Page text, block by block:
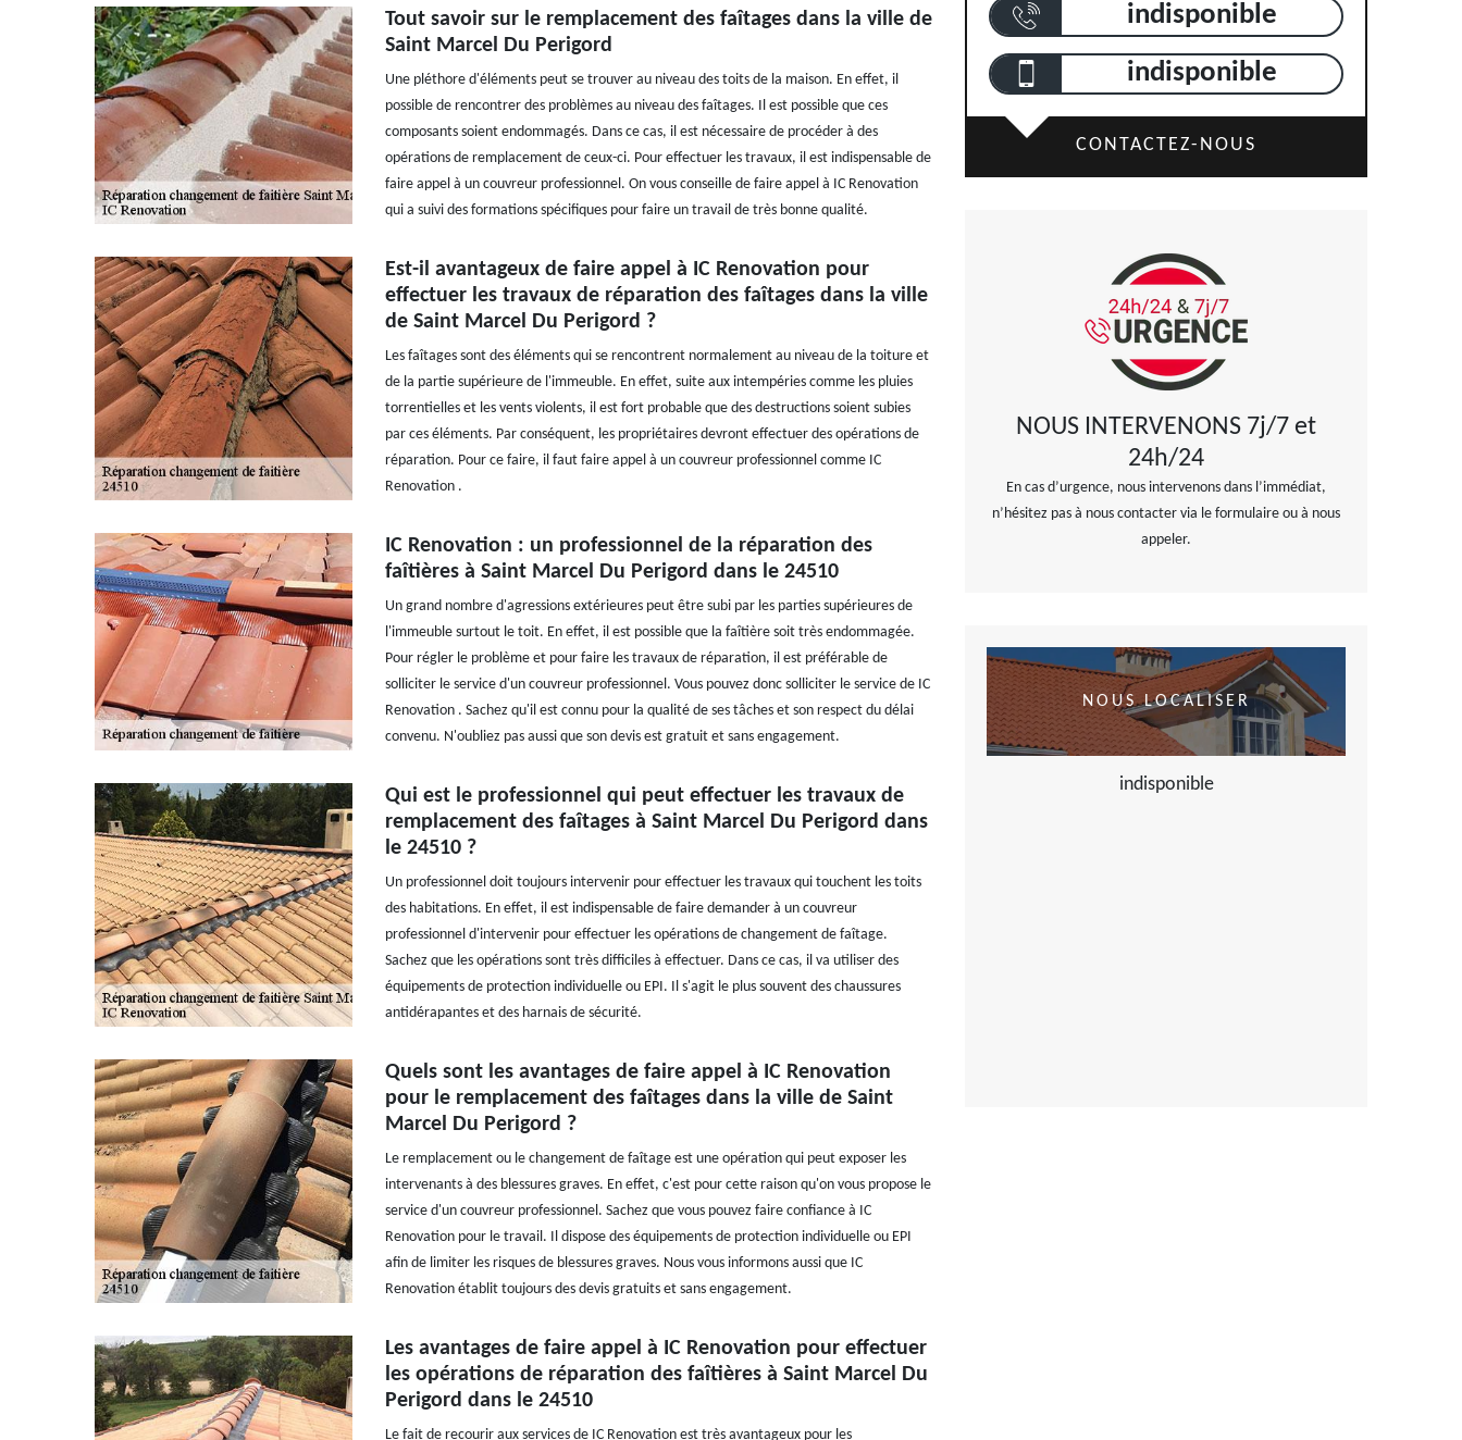
Tout savoir sur le remplacement des faîtages dans la ville de
Saint Marcel Du Perigord
Une pléthore d'éléments peut se trouver au niveau des toits de la maison. En effet, il
possible de rencontrer des problèmes au niveau des faîtages. Il est possible que ces
composants soient endommagés. Dans ce cas, il est nécessaire de procéder à des
opérations de remplacement de ceux-ci. Pour effectuer les travaux, il est indispensable de
faire appel à un couvreur professionnel. On vous conseille de faire appel à IC Renovation
qui a suivi des formations spécifiques pour faire un travail de très bonne qualité.
Est-il avantageux de faire appel à IC Renovation pour
effectuer les travaux de réparation des faîtages dans la ville
de Saint Marcel Du Perigord ?
Les faîtages sont des éléments qui se rencontrent normalement au niveau de la toiture et
de la partie supérieure de l'immeuble. En effet, suite aux intempéries comme les pluies
torrentielles et les vents violents, il est fort probable que des destructions soient subies
par ces éléments. Par conséquent, les propriétaires devront effectuer des opérations de
réparation. Pour ce faire, il faut faire appel à un couvreur professionnel comme IC
Renovation .
IC Renovation : un professionnel de la réparation des
faîtières à Saint Marcel Du Perigord dans le 24510
Un grand nombre d'agressions extérieures peut être subi par les parties supérieures de
l'immeuble surtout le toit. En effet, il est possible que la faîtière soit très endommagée.
Pour régler le problème et pour faire les travaux de réparation, il est préférable de
solliciter le service d'un couvreur professionnel. Vous pouvez donc solliciter le service de IC
Renovation . Sachez qu'il est connu pour la qualité de ses tâches et son respect du délai
convenu. N'oubliez pas aussi que son devis est gratuit et sans engagement.
Qui est le professionnel qui peut effectuer les travaux de
remplacement des faîtages à Saint Marcel Du Perigord dans
le 24510 ?
Un professionnel doit toujours intervenir pour effectuer les travaux qui touchent les toits
des habitations. En effet, il est indispensable de faire demander à un couvreur
professionnel d'intervenir pour effectuer les opérations de changement de faîtage.
Sachez que les opérations sont très difficiles à effectuer. Dans ce cas, il va utiliser des
équipements de protection individuelle ou EPI. Il s'agit le plus souvent des chaussures
antidérapantes et des harnais de sécurité.
Quels sont les avantages de faire appel à IC Renovation
pour le remplacement des faîtages dans la ville de Saint
Marcel Du Perigord ?
Le remplacement ou le changement de faîtage est une opération qui peut exposer les
intervenants à des blessures graves. En effet, c'est pour cette raison qu'on vous propose le
service d'un couvreur professionnel. Sachez que vous pouvez faire confiance à IC
Renovation pour le travail. Il dispose des équipements de protection individuelle ou EPI
afin de limiter les risques de blessures graves. Nous vous informons aussi que IC
Renovation établit toujours des devis gratuits et sans engagement.
Les avantages de faire appel à IC Renovation pour effectuer
les opérations de réparation des faîtières à Saint Marcel Du
Perigord dans le 24510
Le fait de recourir aux services de IC Renovation est très avantageux pour les
indisponible
indisponible
CONTACTEZ-NOUS
NOUS INTERVENONS 7j/7 et
24h/24
En cas d’urgence, nous intervenons dans l’immédiat,
n’hésitez pas à nous contacter via le formulaire ou à nous
appeler.
NOUS LOCALISER
indisponible